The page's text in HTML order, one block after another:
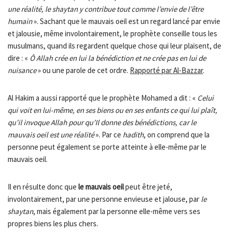
une réalité, le shaytan y contribue tout comme l’envie de l’être
humain». Sachant que le mauvais oeil est un regard lancé par envie
et jalousie, même involontairement, le prophète conseille tous les
musulmans, quand ils regardent quelque chose qui leur plaisent, de
dire : « Ô Allah crée en lui la bénédiction et ne crée pas en lui de
nuisance» ou une parole de cet ordre. Rapporté par Al-Bazzar.
Al Hakim a aussi rapporté que le prophète Mohamed a dit : « Celui
qui voit en lui-même, en ses biens ou en ses enfants ce qui lui plaît,
qu’il invoque Allah pour qu’Il donne des bénédictions, car le
mauvais oeil est une réalité». Par ce hadith, on comprend que la
personne peut également se porte atteinte à elle-même par le
mauvais oeil.
Il en résulte donc que le mauvais oeilpeut être jeté,
involontairement, par une personne envieuse et jalouse, par le
shaytan, mais également par la personne elle-même vers ses
propres biens les plus chers.